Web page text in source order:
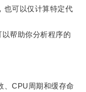
可以仅计算特定代
帮助你分析程序的
CPU周期和缓存命